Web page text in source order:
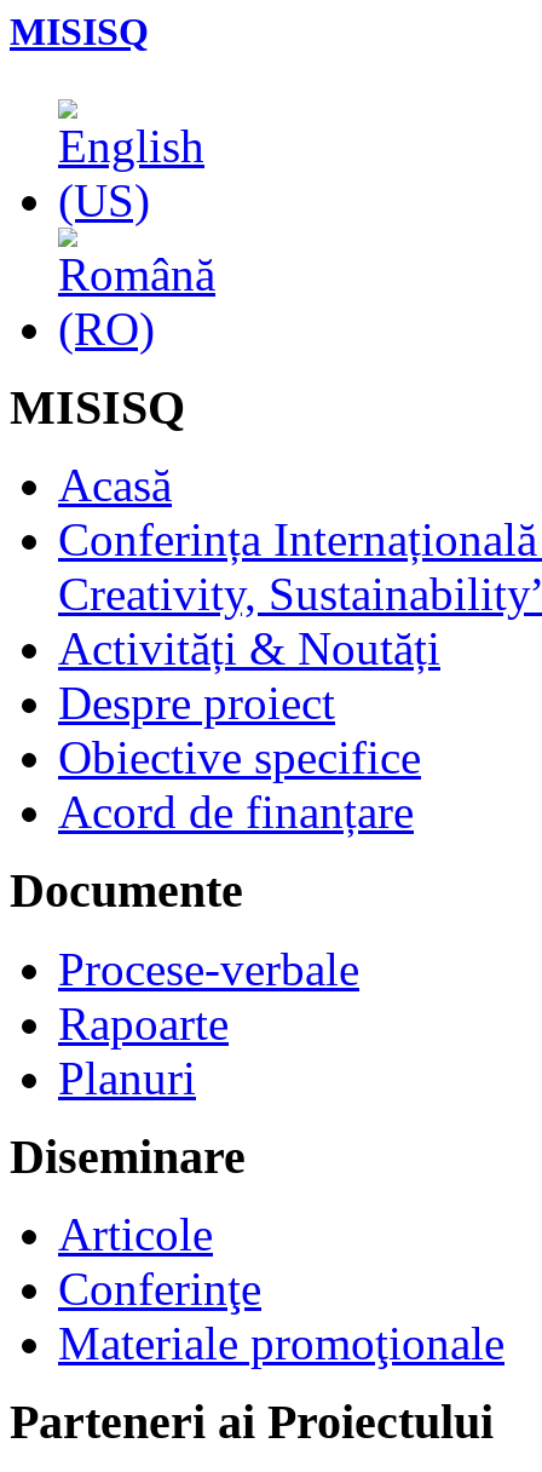
MISISQ
MISISQ
Acasă
Conferința
Creativity,
Activități & Noutăți
Despre proiect
Obiective specifice
Acord de finanțare
Documente
Procese-verbale
Rapoarte
Planuri
Diseminare
Articole
Conferinţe
Materiale promoţionale
Parteneri ai Proiectului